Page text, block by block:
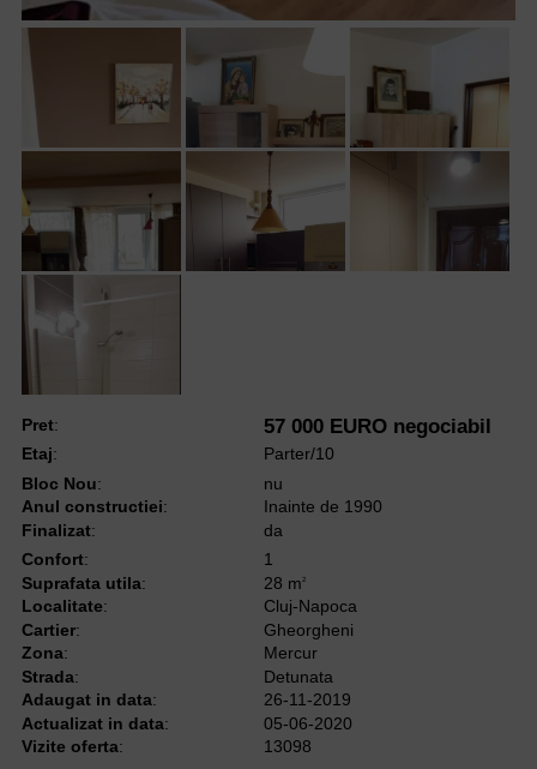
Pret: 57 000 EURO negociabil
Etaj:
Parter/10
Bloc Nou:
nu
Anul constructiei:
Inainte de 1990
Finalizat:
da
Confort:
1
Suprafata utila: 28 m2
Localitate:
Cluj-Napoca
Cartier:
Gheorgheni
Zona:
Mercur
Strada:
Detunata
Adaugat in data:
26-11-2019
Actualizat in data:
05-06-2020
Vizite oferta: 13098